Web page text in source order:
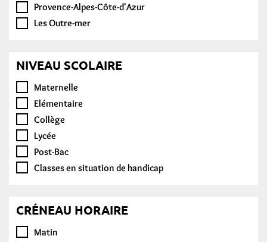
Provence-Alpes-Côte-d'Azur
Les Outre-mer
NIVEAU SCOLAIRE
Maternelle
Elémentaire
Collège
Lycée
Post-Bac
Classes en situation de handicap
CRÉNEAU HORAIRE
Matin